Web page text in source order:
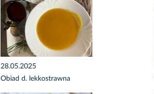
28.05.2025
Obiad d. lekkostrawna